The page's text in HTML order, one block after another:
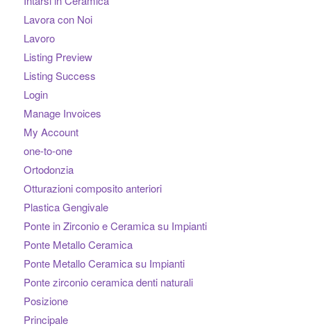
Lavora con Noi
Lavoro
Listing Preview
Listing Success
Login
Manage Invoices
My Account
one-to-one
Ortodonzia
Otturazioni composito anteriori
Plastica Gengivale
Ponte in Zirconio e Ceramica su Impianti
Ponte Metallo Ceramica
Ponte Metallo Ceramica su Impianti
Ponte zirconio ceramica denti naturali
Posizione
Principale